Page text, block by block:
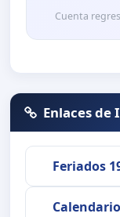
Cuenta
Enlaces de
Feriados